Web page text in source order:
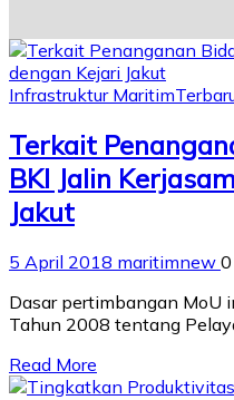
Infrastruktur Maritim
Terkait
BKI Jalin
Jakut
5 April 2018 maritimnew
Dasar pertimbangan MoU
Tahun 2008 tentang
Read More